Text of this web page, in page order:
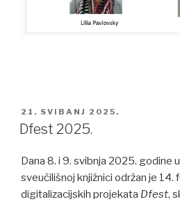
POSTED
ON
21. SVIBANJ 2025.
Dfest 2025.
Dana 8. i 9. svibnja 2025. godine
sveučilišnoj knjižnici održan je 14.
digitalizacijskih projekata Dfest,